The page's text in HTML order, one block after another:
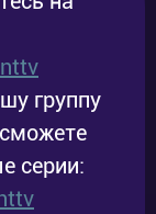
группу
серии: